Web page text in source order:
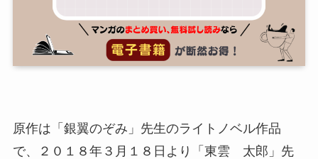
原作は「銀翼のぞみ」先生のライトノベル作品
で、２０１８年３月１８日より「東雲 太郎」先